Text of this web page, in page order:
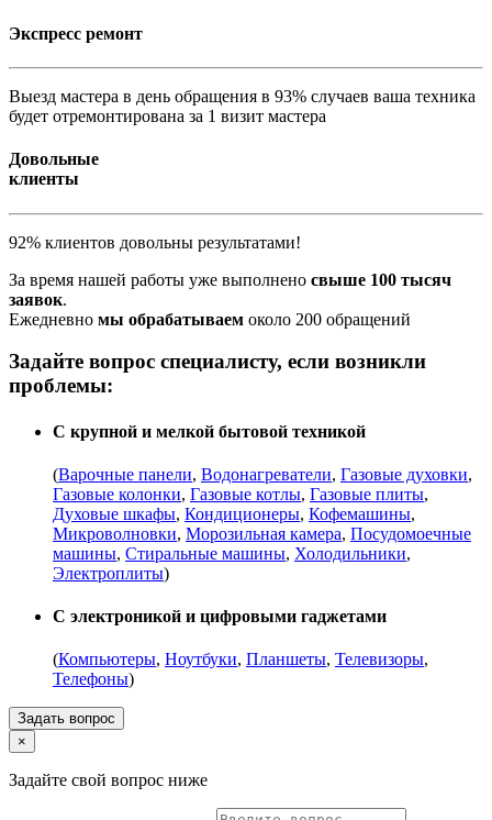
Экспресс ремонт
Выезд мастера в день обращения в 93% случаев ваша техника
будет отремонтирована за 1 визит мастера
Довольные
клиенты
92% клиентов довольны результатами!
За время нашей работы уже выполнено свыше 100 тысяч
заявок.
Ежедневно мы обрабатываем около 200 обращений
Задайте вопрос специалисту, если возникли
проблемы:
С крупной и мелкой бытовой техникой
(Варочные панели, Водонагреватели, Газовые духовки,
Газовые колонки, Газовые котлы, Газовые плиты,
Духовые шкафы, Кондиционеры, Кофемашины,
Микроволновки, Морозильная камера, Посудомоечные
машины, Стиральные машины, Холодильники,
Электроплиты)
С электроникой и цифровыми гаджетами
(Компьютеры, Ноутбуки, Планшеты, Телевизоры,
Телефоны)
Задать вопрос
×
Задайте свой вопрос ниже